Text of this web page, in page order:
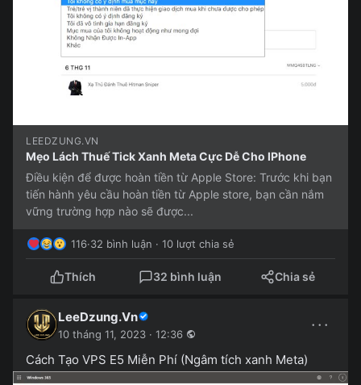
LEEDZUNG.VN
Mẹo Lách Thuế Tick Xanh Meta Cực Dễ Cho IPhone
Điều kiện để được hoàn tiền từ Apple Store: Trước khi bạn
tiến hành yêu cầu hoàn tiền từ Apple store, bạn cần nắm
vững trường hợp nào sẽ được...
116·32 bình luận · 10 lượt chia sẻ
Thích 32 bình luận Chia sẻ
LeeDzung.Vn
10 tháng 11, 2023 · 12:36 ···
Cách Tạo VPS E5 Miễn Phí (Ngâm tích xanh Meta)